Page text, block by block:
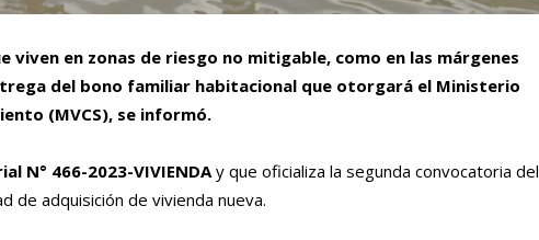
viven en zonas de riesgo no mitigable, como en las márgenes
del bono familiar habitacional que otorgará el Ministerio
(MVCS), se informó.
N° 466-2023-VIVIENDA y que oficializa la segunda convocatoria del
de adquisición de vivienda nueva.